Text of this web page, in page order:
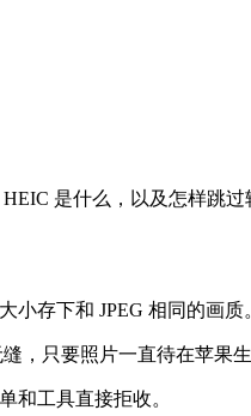
是什么，以及怎样跳过
小存下和 JPEG 相同的画
，只要照片一直待在苹果
和工具直接拒收。